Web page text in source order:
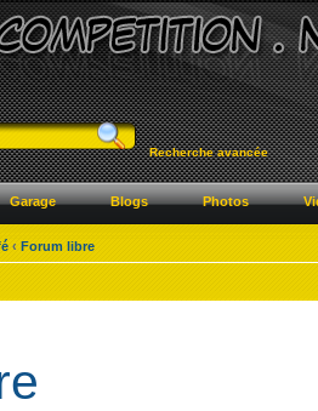
Recherche avancée
Garage Blogs Photos
‹ Forum libre